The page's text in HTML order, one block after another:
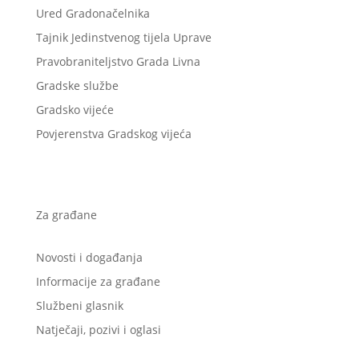
Ured Gradonačelnika
Tajnik Jedinstvenog tijela Uprave
Pravobraniteljstvo Grada Livna
Gradske službe
Gradsko vijeće
Povjerenstva Gradskog vijeća
Za građane
Novosti i događanja
Informacije za građane
Službeni glasnik
Natječaji, pozivi i oglasi